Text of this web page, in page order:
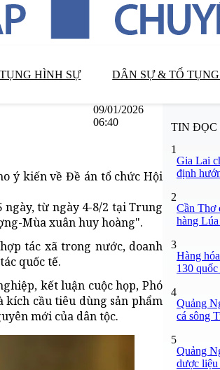
HÌNH SỰ DÂN SỰ & TỐ
09/01/2026
06:40
ý kiến về Đề án tổ chức Hội
từ ngày 4-8/2 tại Trung
Mùa xuân huy hoàng".
tác xã trong nước, doanh
quốc tế.
kết luận cuộc họp, Phó
kích cầu tiêu dùng sản phẩm
mới của dân tộc.
TIN ĐỌC
1
Gia Lai
định
2
Cần Thơ
hàng
3
Hàng
130
4
Quảng
cá sông
5
Quảng
dược liệu